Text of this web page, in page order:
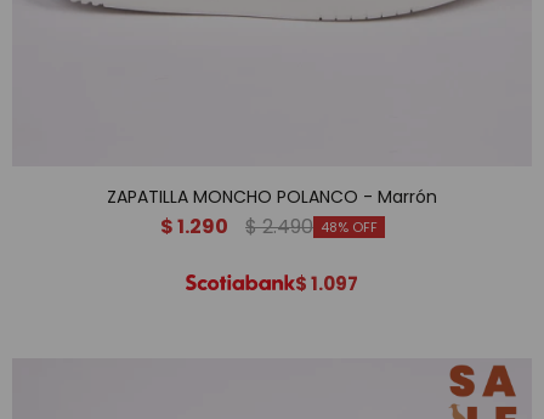
ZAPATILLA MONCHO POLANCO - Marrón
$1.290 $2.490 48
$1.097